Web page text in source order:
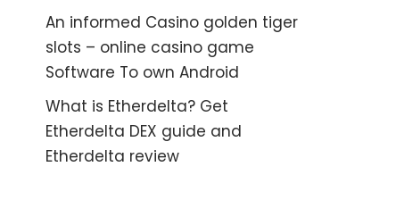
An informed Casino golden tiger
slots – online casino game
Software To own Android
What is Etherdelta? Get
Etherdelta DEX guide and
Etherdelta review